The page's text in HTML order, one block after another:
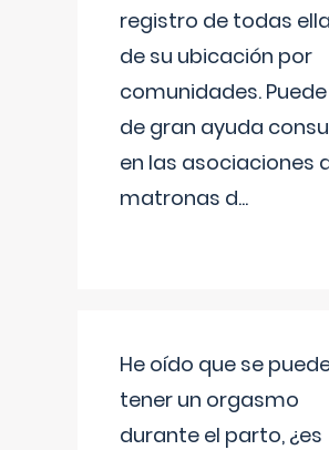
registro de todas
de su ubicación por
comunidades.
de gran ayuda
en las asociaciones
matronas d...
He oído que se
tener un orgasmo
durante el parto, ¿es